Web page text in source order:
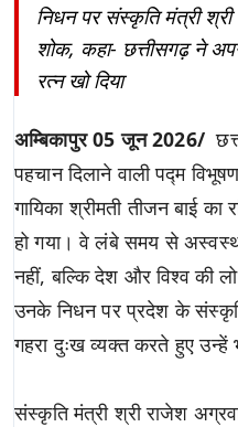
निधन पर संस्कृति मंत्री
शोक, कहा- छत्तीसगढ़ ने
रत्न खो दिया
अम्बिकापुर 05 जून 2026/
पहचान दिलाने वाली पद्म
गायिका श्रीमती तीजन बाई
हो गया। वे लंबे समय से
नहीं, बल्कि देश और विश्व की
उनके निधन पर प्रदेश के
गहरा दुःख व्यक्त करते हुए उन्हें
संस्कृति मंत्री श्री राजेश